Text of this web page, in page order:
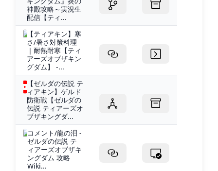
神殿攻略～実況生
配信【ティ...
【ティアキン】寒
さ/暑さ対策料理
｜耐熱耐寒【ティ
アーズオブザキン
グダム】 -...
【ゼルダの伝説 テ
ィアキン】ゲルド
防衛戦【ゼルダの
伝説 ティアーズオ
ブザキングダ...
コメント/龍の泪 -
ゼルダの伝説 テ
ィアーズオブザキ
ングダム 攻略
Wiki...